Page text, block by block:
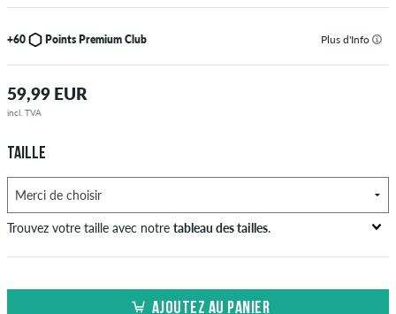
+60 Points Premium Club Plus d'Info
59,99 EUR
incl. TVA
TAILLE
Trouvez votre taille avec notre tableau des tailles.
US EU
en cm
cm
AJOUTEZ AU PANIER